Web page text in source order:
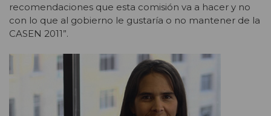
recomendaciones que esta comisión va a hacer y no
con lo que al gobierno le gustaría o no mantener de la
CASEN 2011”.